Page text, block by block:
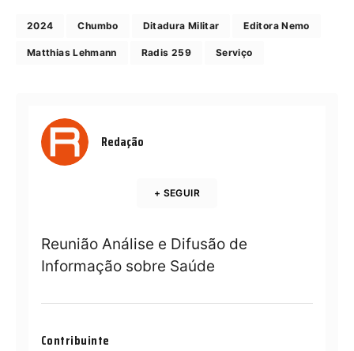
2024 Chumbo Ditadura Militar Editora Nemo
Matthias Lehmann Radis 259 Serviço
Redação
+ SEGUIR
Reunião Análise e Difusão de
Informação sobre Saúde
Contribuinte